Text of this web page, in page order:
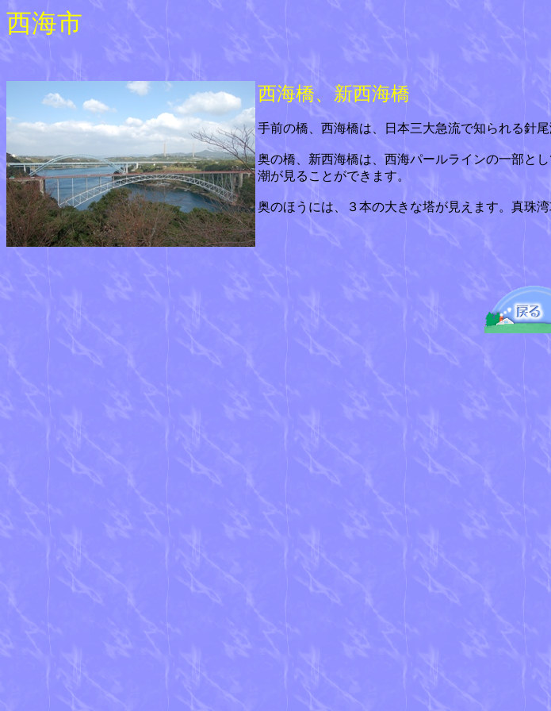
西海市
西海橋、新西海橋
手前の橋、西海橋は、日本三大急流で知られる針
奥の橋、新西海橋は、西海パールラインの一部と
潮が見ることができます。
奥のほうには、３本の大きな塔が見えます。真珠